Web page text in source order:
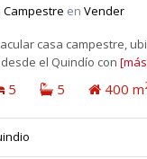
Campestre en Vender
casa campestre,
el Quindío con
5 5 400 m